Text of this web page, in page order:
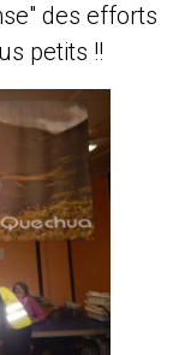
des efforts
petits !!